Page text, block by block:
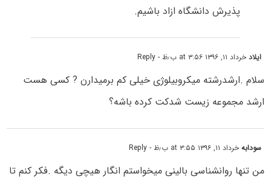
پذیرش دانشگاه ازاد باشیم.
ایلادخرداد ۱۱, ۱۳۹۶ at ۳:۵۶ ب٫ظ - Reply
سلام .ارشدرشته میکروبیلوژی خیلی کم برمیدارن ? کسی هست
ارشد مجموعه زیست شدکت کرده باشه؟
سودابهخرداد ۱۱, ۱۳۹۶ at ۳:۵۵ ب٫ظ - Reply
من تنها روانشناسی بالینی میخواستم انگار هیچی دیگه .فکر کنم تا